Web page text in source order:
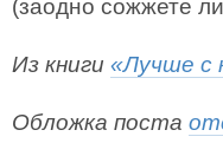
(заодно сожжете
Из книги «Лучше с
Обложка поста